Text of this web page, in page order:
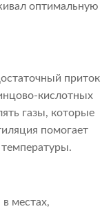
оптимальную
приток
кислотных
газы, которые
помогает
местах,